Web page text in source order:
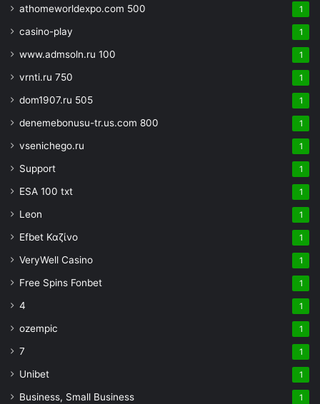
athomeworldexpo.com 500 1
casino-play 1
www.admsoln.ru 100 1
vrnti.ru 750 1
dom1907.ru 505 1
denemebonusu-tr.us.com 800 1
vsenichego.ru 1
Support 1
ESA 100 txt 1
Leon 1
Efbet Καζίνο 1
VeryWell Casino 1
Free Spins Fonbet 1
4 1
ozempic 1
7 1
Unibet 1
Business, Small Business 1